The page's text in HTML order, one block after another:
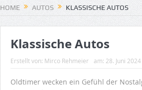
HOME AUTOS KLASSISCHE AUTOS
Klassische Autos
Erstellt von: Mirco Rehmeier am: 28. Juni 2024
Oldtimer wecken ein Gefühl der